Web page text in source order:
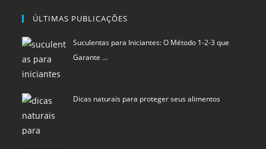
ÚLTIMAS PUBLICAÇÕES
Suculentas para Iniciantes: O Método 1-2-3 que
Garante …
Dicas naturais para proteger seus alimentos